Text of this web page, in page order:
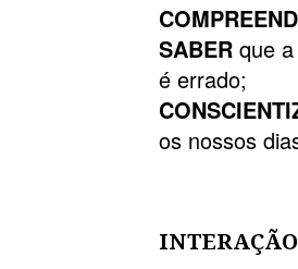
SABERque
é errado;
os nossos
INTERAÇÃO